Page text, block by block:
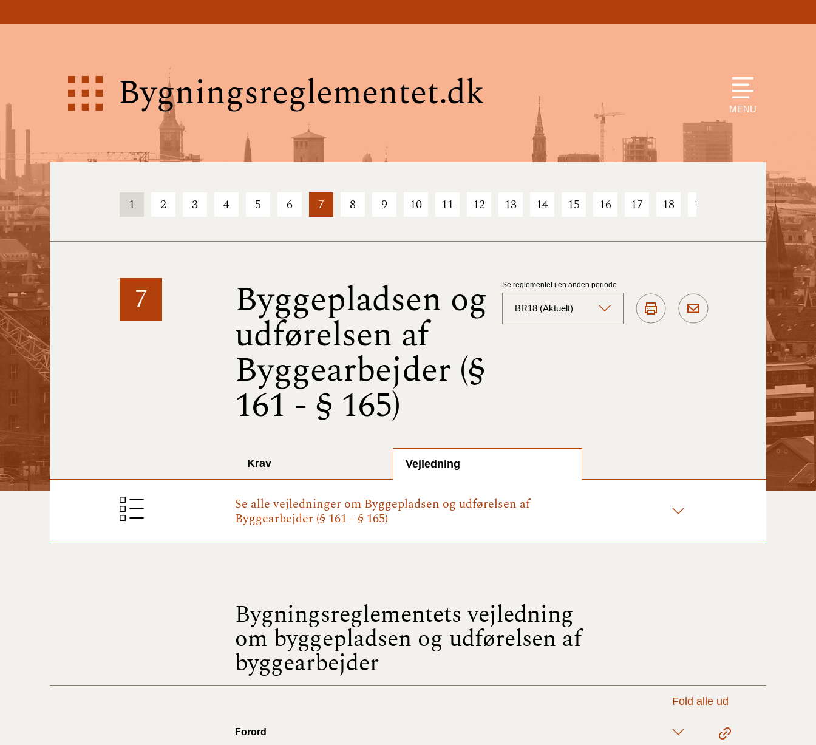
Bygningsreglementet.dk MENU
1 2 3 4 5 6 7 8 9 10 11 12 13 14 15 16 17 18 19 21 22
7 Byggepladsen og
udførelsen af
Byggearbejder (§
161 - § 165)
Se reglementet i en anden periode
BR18 (Aktuelt)
2024)
2023)
BR18 (1/7 - 16/9
2022)
Krav Vejledning
Se alle vejledninger om Byggepladsen og udførelsen af
Byggearbejder (§ 161 - § 165)
Bygningsreglementets vejledning
om byggepladsen og udførelsen af
byggearbejder
Fold alle ud
Forord